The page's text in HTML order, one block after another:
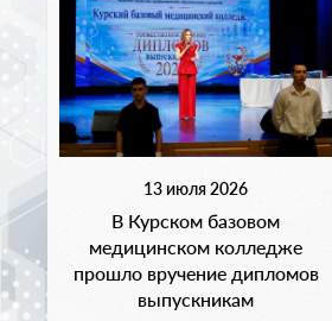
13 июля 2026
В Курском базовом
медицинском колледже
прошло вручение дипломов
выпускникам